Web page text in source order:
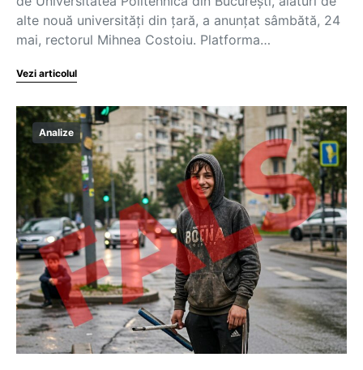
alte nouă universități din țară, a anunțat sâmbătă, 24
mai, rectorul Mihnea Costoiu. Platforma…
Vezi articolul
Analize